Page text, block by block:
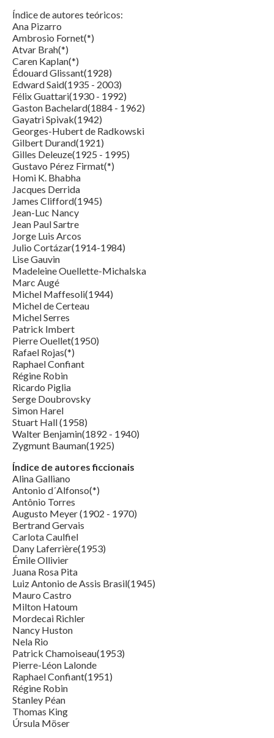
Índice de autores teóricos:
Ana Pizarro
Ambrosio Fornet(*)
Atvar Brah(*)
Caren Kaplan(*)
Édouard Glissant(1928)
Edward Said(1935 - 2003)
Félix Guattari(1930 - 1992)
Gaston Bachelard(1884 - 1962)
Gayatri Spivak(1942)
Georges-Hubert de Radkowski
Gilbert Durand(1921)
Gilles Deleuze(1925 - 1995)
Gustavo Pérez Firmat(*)
Homi K. Bhabha
Jacques Derrida
James Clifford(1945)
Jean-Luc Nancy
Jean Paul Sartre
Jorge Luis Arcos
Julio Cortázar(1914-1984)
Lise Gauvin
Madeleine Ouellette-Michalska
Marc Augé
Michel Maffesoli(1944)
Michel de Certeau
Michel Serres
Patrick Imbert
Pierre Ouellet(1950)
Rafael Rojas(*)
Raphael Confiant
Régine Robin
Ricardo Piglia
Serge Doubrovsky
Simon Harel
Stuart Hall (1958)
Walter Benjamin(1892 - 1940)
Zygmunt Bauman(1925)
Índice de autores ficcionais
Alina Galliano
Antonio d´Alfonso(*)
Antônio Torres
Augusto Meyer (1902 - 1970)
Bertrand Gervais
Carlota Caulfiel
Dany Laferrière(1953)
Émile Ollivier
Juana Rosa Pita
Luiz Antonio de Assis Brasil(1945)
Mauro Castro
Milton Hatoum
Mordecai Richler
Nancy Huston
Nela Rio
Patrick Chamoiseau(1953)
Pierre-Léon Lalonde
Raphael Confiant(1951)
Régine Robin
Stanley Péan
Thomas King
Úrsula Möser